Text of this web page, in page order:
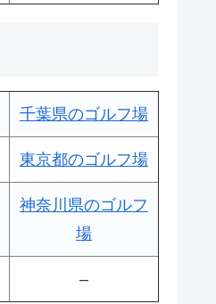
千葉県のゴルフ場
東京都のゴルフ場
神奈川県のゴルフ
場
–